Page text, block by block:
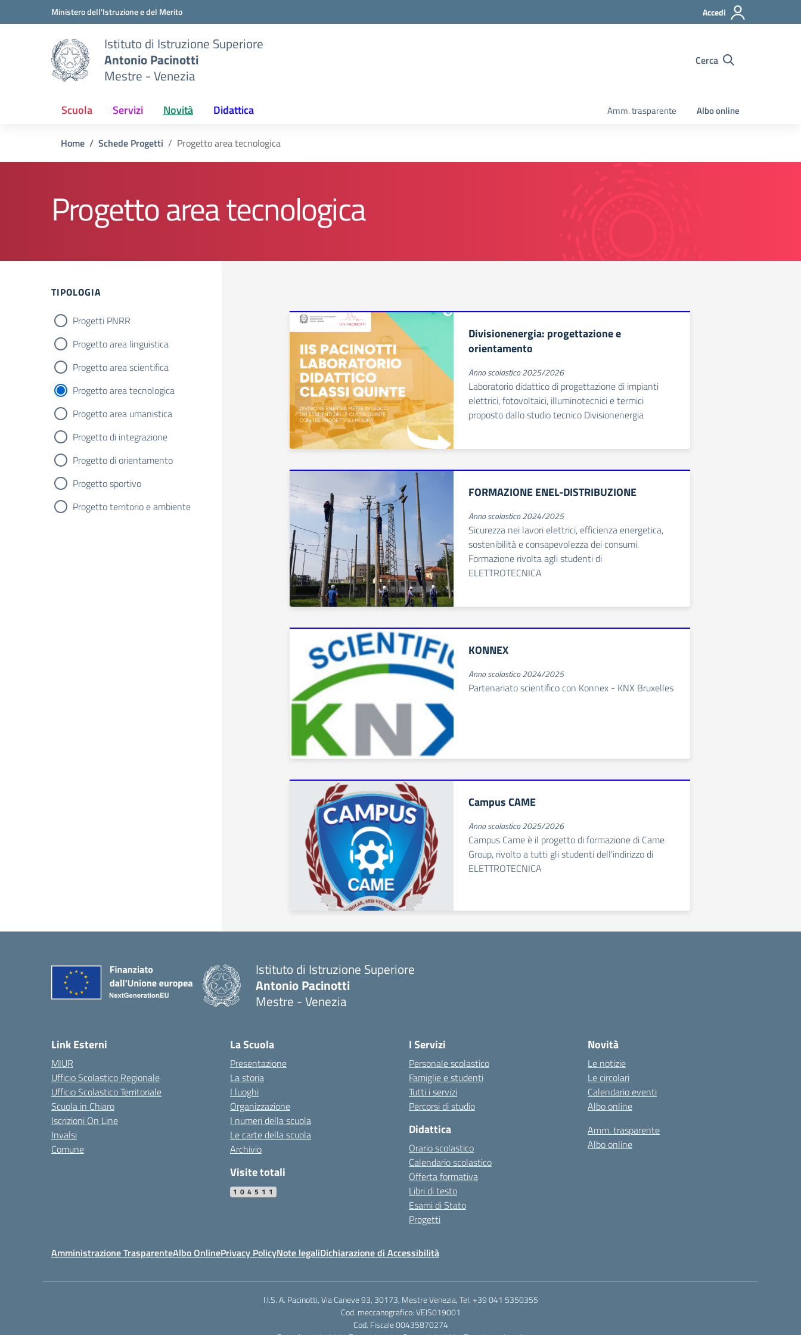
Vai ai contenuti
Vai al menu di navigazioneMinistero dell'Istruzione e del Merito Accedi
Istituto di Istruzione Superiore
Antonio Pacinotti
Mestre - Venezia
Cerca
Scuola Servizi Novità Didattica Amm. trasparente Albo online
Home Schede Progetti Progetto area tecnologica
Progetto area tecnologica
TIPOLOGIA
Progetti PNRR
Progetto area linguistica
Progetto area scientifica
Progetto area tecnologica
Progetto area umanistica
Progetto di integrazione
Progetto di orientamento
Progetto sportivo
Progetto territorio e ambiente
Divisionenergia: progettazione e
orientamento
Anno scolastico 2025/2026
Laboratorio didattico di progettazione di impianti
elettrici, fotovoltaici, illuminotecnici e termici
proposto dallo studio tecnico Divisionenergia
FORMAZIONE ENEL-DISTRIBUZIONE
Anno scolastico 2024/2025
Sicurezza nei lavori elettrici, efficienza energetica,
sostenibilità e consapevolezza dei consumi.
Formazione rivolta agli studenti di
ELETTROTECNICA
KONNEX
Anno scolastico 2024/2025
Partenariato scientifico con Konnex - KNX Bruxelles
Campus CAME
Anno scolastico 2025/2026
Campus Came è il progetto di formazione di Came
Group, rivolto a tutti gli studenti dell'indirizzo di
ELETTROTECNICA
Istituto di Istruzione Superiore
Antonio Pacinotti
Mestre - Venezia
Link Esterni
MIUR
Ufficio Scolastico Regionale
Ufficio Scolastico Territoriale
Scuola in Chiaro
Iscrizioni On Line
Invalsi
Comune
La Scuola
Presentazione
La storia
I luoghi
Organizzazione
I numeri della scuola
Le carte della scuola
Archivio
Visite totali
104511
I Servizi
Personale scolastico
Famiglie e studenti
Tutti i servizi
Percorsi di studio
Didattica
Orario scolastico
Calendario scolastico
Offerta formativa
Libri di testo
Esami di Stato
Progetti
Novità
Le notizie
Le circolari
Calendario eventi
Albo online
Amm. trasparente
Albo online
Amministrazione TrasparenteAlbo OnlinePrivacy PolicyNote legaliDichiarazione di Accessibilità
I.I.S. A. Pacinotti, Via Caneve 93, 30173, Mestre Venezia, Tel. +39 041 5350355
Cod. meccanografico: VEIS019001
Cod. Fiscale 00435870274